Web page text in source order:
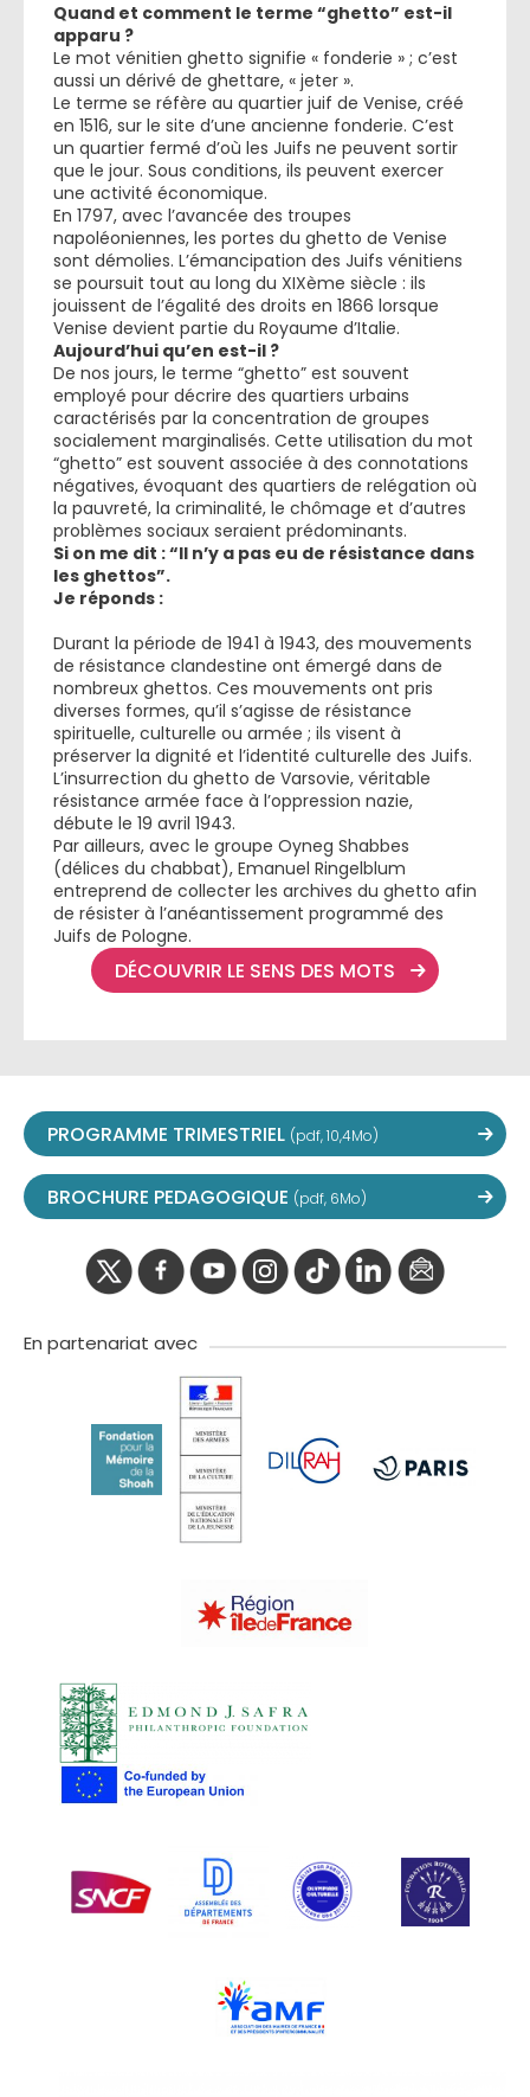
Quand et comment le terme “ghetto” est-il
apparu ?
Le mot vénitien ghetto signifie « fonderie » ; c’est
aussi un dérivé de ghettare, « jeter ».
Le terme se réfère au quartier juif de Venise, créé
en 1516, sur le site d’une ancienne fonderie. C’est
un quartier fermé d’où les Juifs ne peuvent sortir
que le jour. Sous conditions, ils peuvent exercer
une activité économique.
En 1797, avec l’avancée des troupes
napoléoniennes, les portes du ghetto de Venise
sont démolies. L’émancipation des Juifs vénitiens
se poursuit tout au long du XIXème siècle : ils
jouissent de l’égalité des droits en 1866 lorsque
Venise devient partie du Royaume d’Italie.
Aujourd’hui qu’en est-il ?
De nos jours, le terme “ghetto” est souvent
employé pour décrire des quartiers urbains
caractérisés par la concentration de groupes
socialement marginalisés. Cette utilisation du mot
“ghetto” est souvent associée à des connotations
négatives, évoquant des quartiers de relégation où
la pauvreté, la criminalité, le chômage et d’autres
problèmes sociaux seraient prédominants.
Si on me dit : “Il n’y a pas eu de résistance dans
les ghettos”.
Je réponds :
Durant la période de 1941 à 1943, des mouvements
de résistance clandestine ont émergé dans de
nombreux ghettos. Ces mouvements ont pris
diverses formes, qu’il s’agisse de résistance
spirituelle, culturelle ou armée ; ils visent à
préserver la dignité et l’identité culturelle des Juifs.
L’insurrection du ghetto de Varsovie, véritable
résistance armée face à l’oppression nazie,
débute le 19 avril 1943.
Par ailleurs, avec le groupe Oyneg Shabbes
(délices du chabbat), Emanuel Ringelblum
entreprend de collecter les archives du ghetto afin
de résister à l’anéantissement programmé des
Juifs de Pologne.
DÉCOUVRIR LE SENS DES MOTS
PROGRAMME TRIMESTRIEL (pdf, 10,4Mo)
BROCHURE PEDAGOGIQUE (pdf, 6Mo)
En partenariat avec